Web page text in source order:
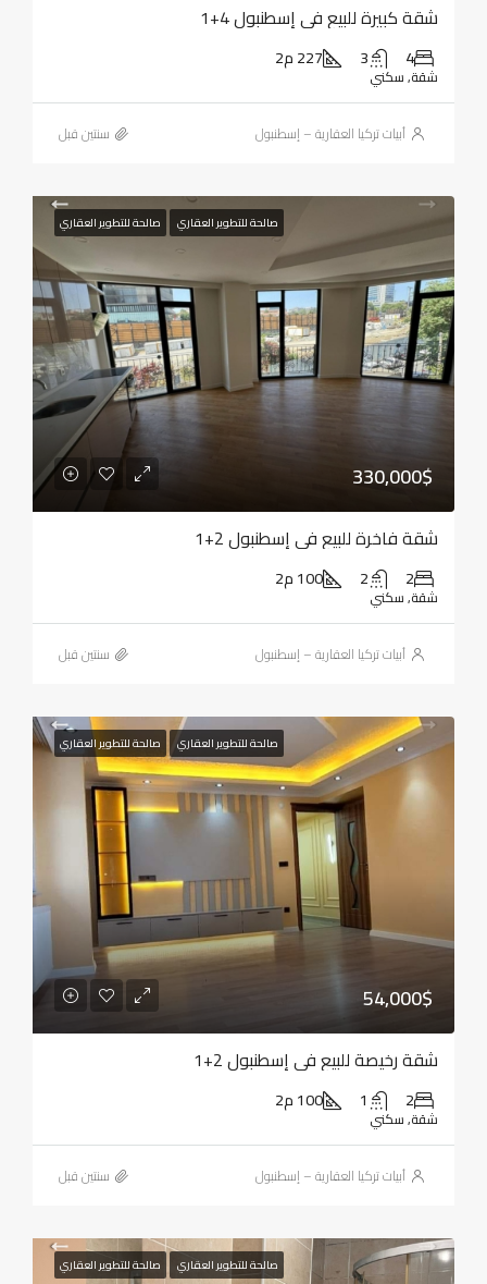
شقة كبيرة للبيع في إسطنبول 4+1
4
3 227 م2
شقة, سكني
أبيات تركيا العقارية – إسطنبول ‏سنتين قبل
صالحة للتطوير العقاري صالحة للتطوير العقاري
330,000$
شقة فاخرة للبيع في إسطنبول 2+1
2
2 100 م2
شقة, سكني
أبيات تركيا العقارية – إسطنبول ‏سنتين قبل
صالحة للتطوير العقاري صالحة للتطوير العقاري
54,000$
شقة رخيصة للبيع في إسطنبول 2+1
2
1 100 م2
شقة, سكني
أبيات تركيا العقارية – إسطنبول ‏سنتين قبل
صالحة للتطوير العقاري صالحة للتطوير العقاري